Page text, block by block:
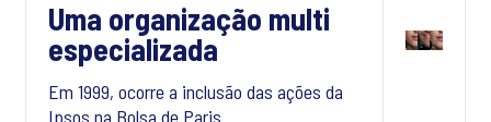
Uma organização multi
especializada
Em 1999, ocorre a inclusão das ações da
Ipsos na Bolsa de Paris.